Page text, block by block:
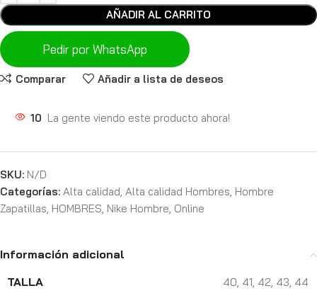
AÑADIR AL CARRITO
Pedir por WhatsApp
Comparar Añadir a lista de deseos
10 La gente viendo este producto ahora!
SKU: N/D
Categorías: Alta calidad, Alta calidad Hombres, Hombre
Zapatillas, HOMBRES, Nike Hombre, Online
Información adicional
TALLA
40, 41, 42, 43, 44